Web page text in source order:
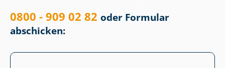
0800 - 909 02 82 oder Formular
abschicken: